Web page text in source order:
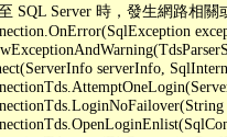
SQL Server 時，發生網路
serverInfo,